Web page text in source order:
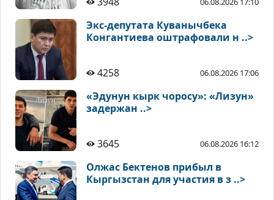
Экс-депутата Куванычбека
Конгантиева оштрафовали н ..>
4258 06.08.2026 17:06
«Эдунун кырк чоросу»: «Лизун»
задержан ..>
3645 06.08.2026 16:12
Олжас Бектенов прибыл в
Кыргызстан для участия в з ..>